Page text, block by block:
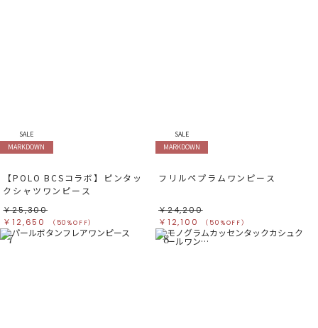
SALE
MARKDOWN
【POLO BCSコラボ】ピンタッ
クシャツワンピース
￥25,300
￥12,650
（50%OFF）
SALE
MARKDOWN
フリルペプラムワンピース
￥24,200
￥12,100
（50%OFF）
7 8